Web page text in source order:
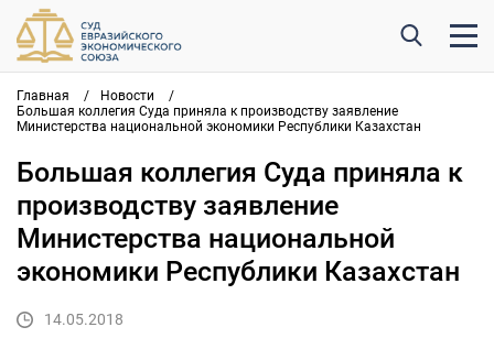
Главная / Новости
/
Большая коллегия Суда приняла к производству заявление
Министерства национальной экономики Республики Казахстан
Большая коллегия Суда приняла к
производству заявление
Министерства национальной
экономики Республики Казахстан
14.05.2018